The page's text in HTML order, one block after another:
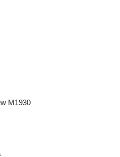
M1930